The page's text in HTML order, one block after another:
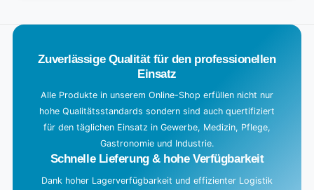
a
Zuverlässige Qualität für den professionellen
Einsatz
Alle Produkte in unserem Online-Shop erfüllen nicht nur
hohe Qualitätsstandards sondern sind auch quertifiziert
für den täglichen Einsatz in Gewerbe, Medizin, Pflege,
Gastronomie und Industrie.
Schnelle Lieferung & hohe Verfügbarkeit
Dank hoher Lagerverfügbarkeit und effizienter Logistik